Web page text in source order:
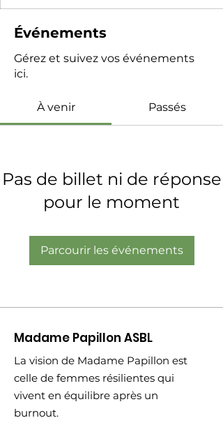
Événements
Gérez et suivez vos événements
ici.
À venir Passés
Pas de billet ni de réponse
pour le moment
Parcourir les événements
Madame Papillon ASBL
La vision de Madame Papillon est
celle de femmes résilientes qui
vivent en équilibre après un
burnout.